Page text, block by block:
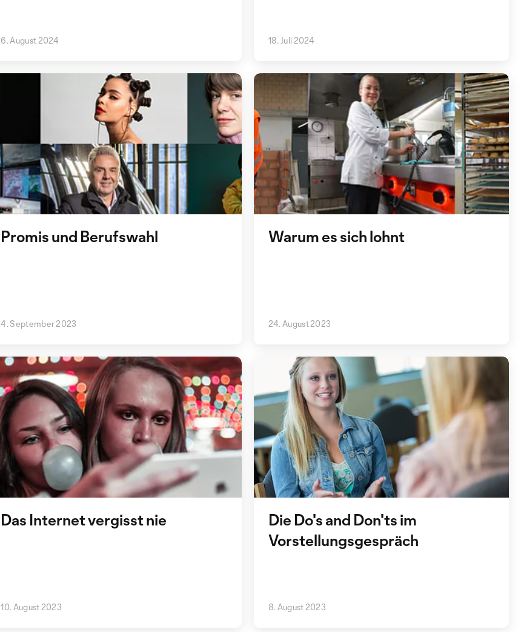
6. August 2024 18. Juli 2024
Promis und Berufswahl
4. September 2023
Warum es sich lohnt
24. August 2023
Das Internet vergisst nie
10. August 2023
Die Do's and Don'ts im
Vorstellungsgespräch
8. August 2023